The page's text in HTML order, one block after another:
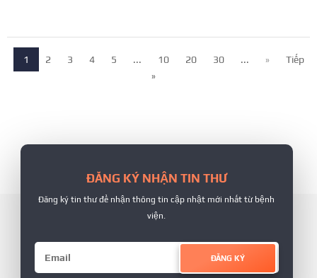
1 2 3 4 5 ... 10 20 30 ... »
Tiếp
»
ĐĂNG KÝ NHẬN TIN THƯ
Đăng ký tin thư để nhận thông tin cập nhật mới nhất từ bệnh
viện.
ĐĂNG KÝ